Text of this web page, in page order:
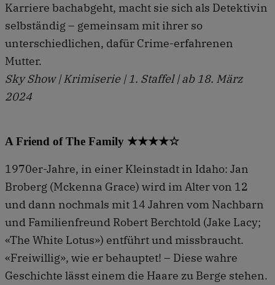
Karriere bachabgeht, macht sie sich als Detektivin
selbständig – gemeinsam mit ihrer so
unterschiedlichen, dafür Crime-erfahrenen
Mutter.
Sky Show | Krimiserie | 1. Staffel | ab 18. März
2024
A Friend of The Family ★★★★☆
1970er-Jahre, in einer Kleinstadt in Idaho: Jan
Broberg (Mckenna Grace) wird im Alter von 12
und dann nochmals mit 14 Jahren vom Nachbarn
und Familienfreund Robert Berchtold (Jake Lacy;
«The White Lotus») entführt und missbraucht.
«Freiwillig», wie er behauptet! – Diese wahre
Geschichte lässt einem die Haare zu Berge stehen.